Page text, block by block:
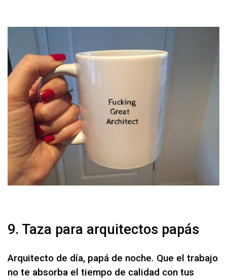
9. Taza para arquitectos papás
Arquitecto de día, papá de noche. Que el trabajo
no te absorba el tiempo de calidad con tus